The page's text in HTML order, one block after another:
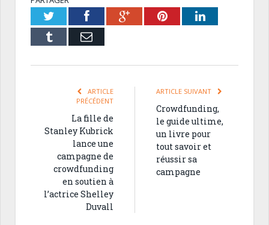
TwitterFacebookGoogle+PinterestLinkedIn
Tumblr Email
ARTICLE
PRÉCÉDENT
La fille de
Stanley Kubrick
lance une
campagne de
crowdfunding
en soutien à
l’actrice Shelley
Duvall
ARTICLE SUIVANT
Crowdfunding,
le guide ultime,
un livre pour
tout savoir et
réussir sa
campagne